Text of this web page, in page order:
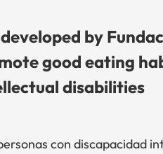
by
good eating
disabilities
con discapacidad